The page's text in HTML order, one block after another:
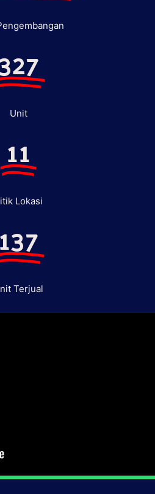
Unit
11
Lokasi
137
Terjual